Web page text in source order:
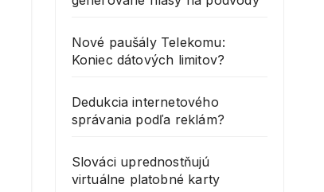
Nové paušály Telekomu:
Koniec dátových limitov?
Dedukcia internetového
správania podľa reklám?
Slováci uprednostňujú
virtuálne platobné karty